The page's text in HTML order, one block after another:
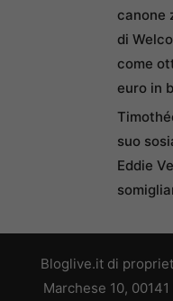
canone
di
come
euro in
suo
Eddie
Bloglive.it di
Marchese 10,